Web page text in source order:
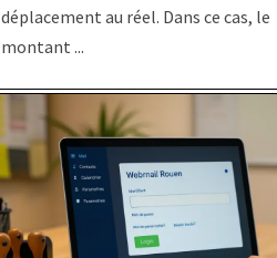
déplacement au réel. Dans ce cas, le
montant ...